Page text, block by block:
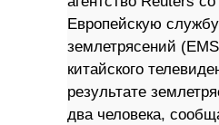
Европейскую
землетрясений
китайского
результате
два человека,